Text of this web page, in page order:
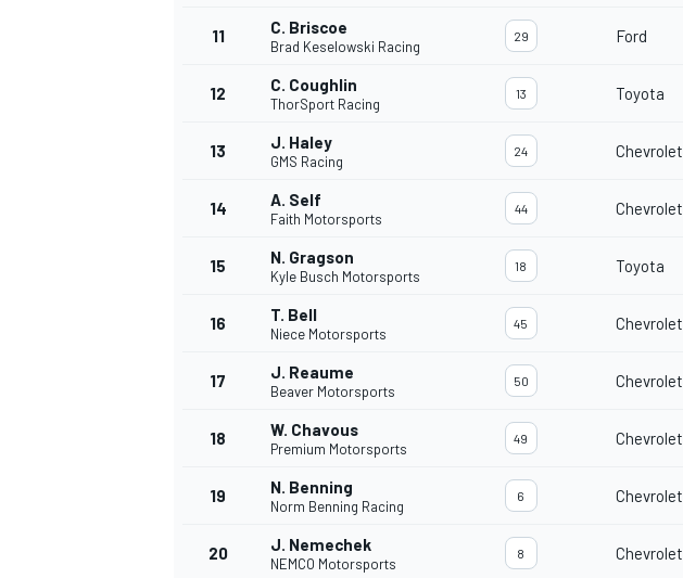
FÓRMULA E
11 C. Briscoe
Brad Keselowski Racing
29 Ford
12 C. Coughlin
ThorSport Racing
13 Toyota
13 J. Haley
GMS Racing
24 Chevrolet
14 A. Self
Faith Motorsports
44 Chevrolet
15 N. Gragson
Kyle Busch Motorsports
18 Toyota
16 T. Bell
Niece Motorsports
45 Chevrolet
17 J. Reaume
Beaver Motorsports
50 Chevrolet
18 W. Chavous
Premium Motorsports
49 Chevrolet
19 N. Benning
Norm Benning Racing
6 Chevrolet
20 J. Nemechek
NEMCO Motorsports
8 Chevrolet